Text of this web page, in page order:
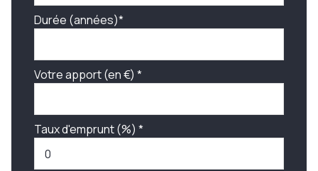
Durée (années)*
Votre apport (en €) *
Taux d'emprunt (%) *